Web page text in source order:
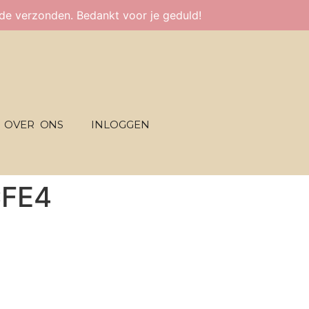
verzonden. Bedankt voor je geduld!
OVER ONS INLOGGEN